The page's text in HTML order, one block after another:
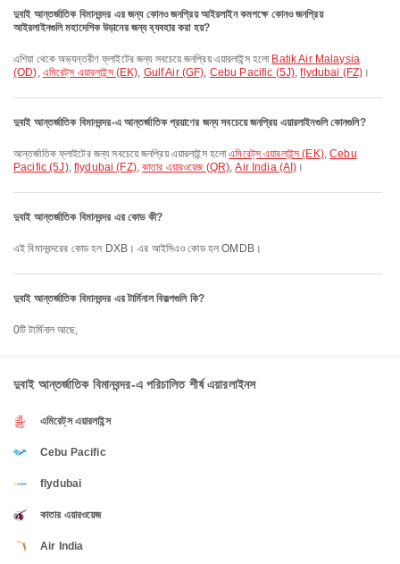
দুবাই আন্তর্জাতিক বিমানবন্দর এর জন্য কোনও জনপ্রিয় আইরলাইন কমপক্ষে কোনও জনপ্রিয়
আইরলাইনগুলি মহাদেশিক উড়ানের জন্য ব্যবহার করা হয়?
এশিয়া থেকে অভ্যন্তরীণ ফ্লাইটের জন্য সবচেয়ে জনপ্রিয় এয়ারলাইন্স হলো Batik Air Malaysia
(OD), এমিরেট্‌স এয়ারলাইন্স (EK), Gulf Air (GF), Cebu Pacific (5J),flydubai (FZ) ।
দুবাই আন্তর্জাতিক বিমানবন্দর-এ আন্তর্জাতিক প্রয়াণের জন্য সবচেয়ে জনপ্রিয় এয়ারলাইনগুলি কোনগুলি?
আন্তর্জাতিক ফ্লাইটের জন্য সবচেয়ে জনপ্রিয় এয়ারলাইন্স হলোএমিরেট্‌স এয়ারলাইন্স (EK),Cebu
Pacific (5J), flydubai (FZ),কাতার এয়ারওয়েজ (QR),Air India (AI) ।
দুবাই আন্তর্জাতিক বিমানবন্দর এর কোড কী?
এই বিমানবন্দরের কোড হল DXB। এর আইসিএও কোড হল OMDB।
দুবাই আন্তর্জাতিক বিমানবন্দর এর টার্মিনাল বিকল্পগুলি কি?
0টি টার্মিনাল আছে,
দুবাই আন্তর্জাতিক বিমানবন্দর-এ পরিচালিত শীর্ষ এয়ারলাইনস
এমিরেট্‌স এয়ারলাইন্স
Cebu Pacific
flydubai
কাতার এয়ারওয়েজ
Air India